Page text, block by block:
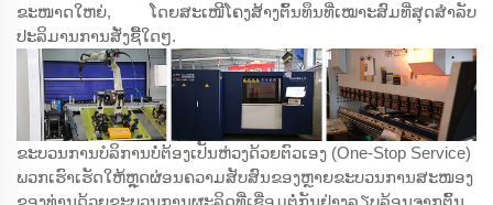
ຂະໜາດໃຫຍ່, ໂດຍສະເໜີໂຄງສ້າງຕົ້ນທຶນທີ່ເໝາະສົມທີ່ສຸດສຳລັບ
ປະລິມານການສັ່ງຊື້ໃດໆ.
ຂະບວນການບໍລິການບໍ່ຕ້ອງເປັນຫ່ວງດ້ວຍຕົວເອງ (One-Stop Service)
ພວກເຮົາເຮັດໃຫ້ຫຼຸດຜ່ອນຄວາມສັບສົນຂອງຫຼາຍຂະບວນການສະໜອງ
ຂອງທ່ານດ້ວຍຂະບວນການຜະລິດທີ່ເຊື່ອມຕໍ່ກັນຢ່າງລຽບລ້ອນຈາກຕົ້ນ